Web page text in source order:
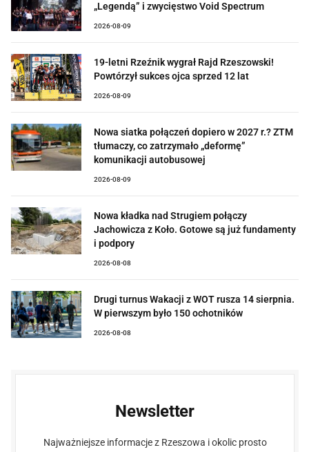
„Legendą” i zwycięstwo Void Spectrum
2026-08-09
19-letni Rzeźnik wygrał Rajd Rzeszowski!
Powtórzył sukces ojca sprzed 12 lat
2026-08-09
Nowa siatka połączeń dopiero w 2027 r.? ZTM
tłumaczy, co zatrzymało „deformę”
komunikacji autobusowej
2026-08-09
Nowa kładka nad Strugiem połączy
Jachowicza z Koło. Gotowe są już fundamenty
i podpory
2026-08-08
Drugi turnus Wakacji z WOT rusza 14 sierpnia.
W pierwszym było 150 ochotników
2026-08-08
Newsletter
Najważniejsze informacje z Rzeszowa i okolic prosto